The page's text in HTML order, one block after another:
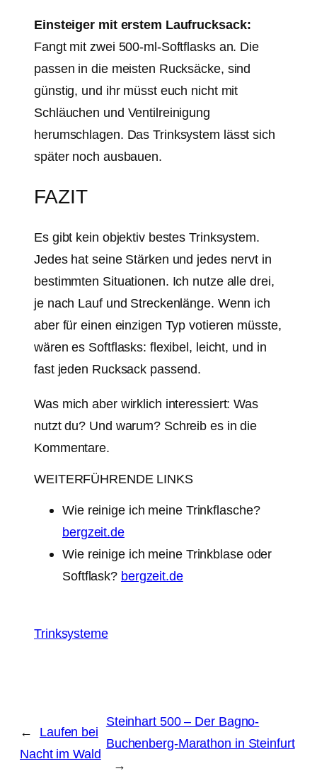
Einsteiger mit erstem Laufrucksack:
Fangt mit zwei 500-ml-Softflasks an. Die
passen in die meisten Rucksäcke, sind
günstig, und ihr müsst euch nicht mit
Schläuchen und Ventilreinigung
herumschlagen. Das Trinksystem lässt sich
später noch ausbauen.
FAZIT
Es gibt kein objektiv bestes Trinksystem.
Jedes hat seine Stärken und jedes nervt in
bestimmten Situationen. Ich nutze alle drei,
je nach Lauf und Streckenlänge. Wenn ich
aber für einen einzigen Typ votieren müsste,
wären es Softflasks: flexibel, leicht, und in
fast jeden Rucksack passend.
Was mich aber wirklich interessiert: Was
nutzt du? Und warum? Schreib es in die
Kommentare.
WEITERFÜHRENDE LINKS
Wie reinige ich meine Trinkflasche?
bergzeit.de
Wie reinige ich meine Trinkblase oder
Softflask? bergzeit.de
Trinksysteme
←
Laufen bei
Nacht im Wald
Steinhart 500 – Der Bagno-
Buchenberg-Marathon in Steinfurt
→